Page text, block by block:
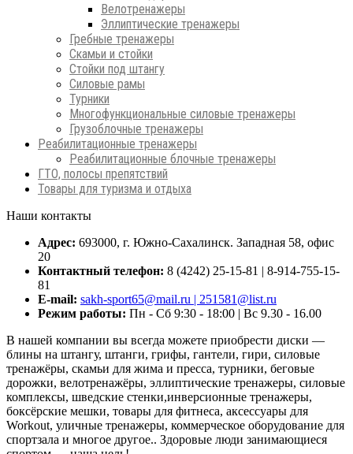
Велотренажеры
Эллиптические тренажеры
Гребные тренажеры
Скамьи и стойки
Стойки под штангу
Силовые рамы
Турники
Многофункциональные силовые тренажеры
Грузоблочные тренажеры
Реабилитационные тренажеры
Реабилитационные блочные тренажеры
ГТО, полосы препятствий
Товары для туризма и отдыха
Наши контакты
Адрес: 693000, г. Южно-Сахалинск. Западная 58, офис
20
Контактный телефон: 8 (4242) 25-15-81 | 8-914-755-15-
81
E-mail: sakh-sport65@mail.ru | 251581@list.ru
Режим работы: Пн - Сб 9:30 - 18:00 | Вс 9.30 - 16.00
В нашей компании вы всегда можете приобрести диски —
блины на штангу, штанги, грифы, гантели, гири, силовые
тренажёры, скамьи для жима и пресса, турники, беговые
дорожки, велотренажёры, эллиптические тренажеры, силовые
комплексы, шведские стенки,инверсионные тренажеры,
боксёрские мешки, товары для фитнеса, аксессуары для
Workout, уличные тренажеры, коммерческое оборудование для
спортзала и многое другое.. Здоровые люди занимающиеся